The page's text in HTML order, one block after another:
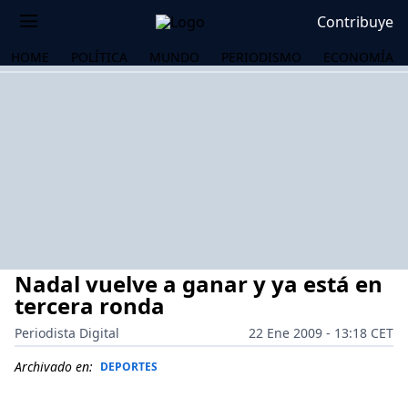
Contribuye
HOME POLÍTICA MUNDO PERIODISMO ECONOMÍA
Nadal vuelve a ganar y ya está en
tercera ronda
Periodista Digital
22 Ene 2009 - 13:18 CET
Archivado en: DEPORTES